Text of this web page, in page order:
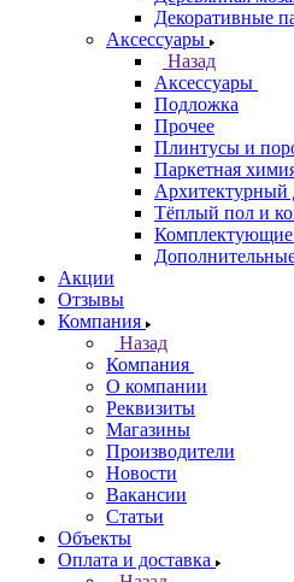
Декоративные
Аксессуары
Назад
Аксессуары
Подложка
Прочее
Плинтусы и
Паркетная
Архитектурный
Тёплый пол и
Комплектующие
Акции
Отзывы
Компания
Назад
Компания
О компании
Реквизиты
Магазины
Производители
Новости
Вакансии
Статьи
Объекты
Оплата и доставка